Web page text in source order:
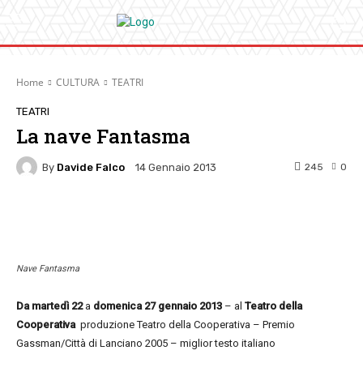
Home CULTURA TEATRI
TEATRI
La nave Fantasma
By Davide Falco 14 Gennaio 2013 0
245
Nave Fantasma
Da martedì 22a domenica 27 gennaio 2013 – al Teatro della
Cooperativa produzione Teatro della Cooperativa – Premio
Gassman/Città di Lanciano 2005 – miglior testo italiano